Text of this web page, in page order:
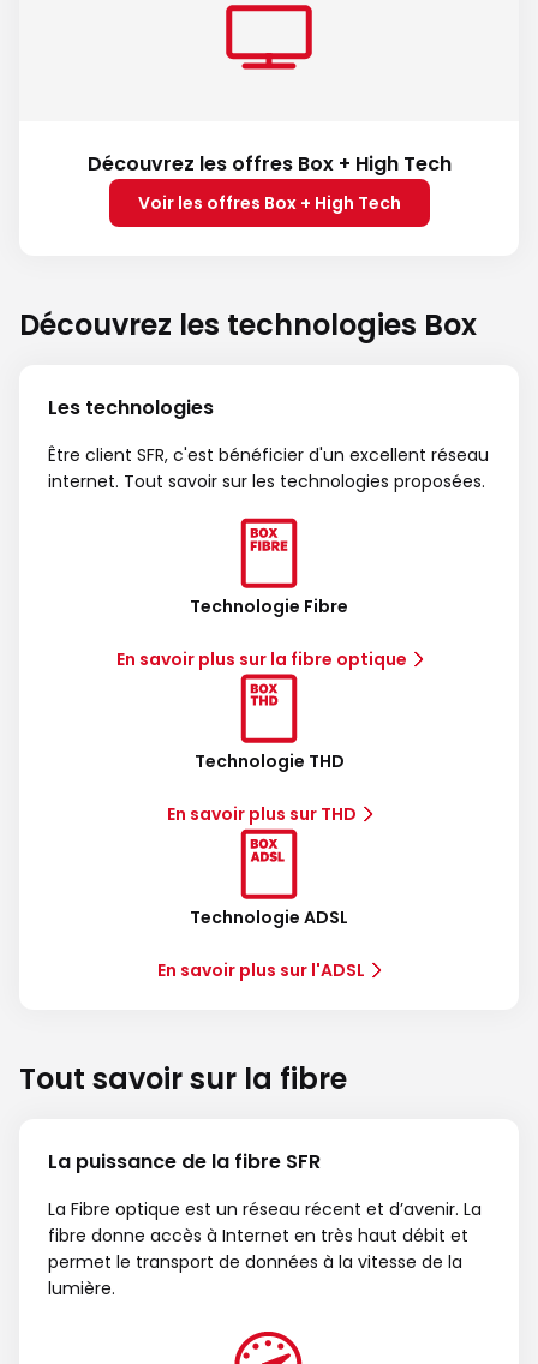
Découvrez les offres Box + High Tech
Voir les offres Box + High Tech
Découvrez les technologies Box
Les technologies
Être client SFR, c'est bénéficier d'un excellent réseau
internet. Tout savoir sur les technologies proposées.
Technologie Fibre
En savoir plus sur la fibre optique
Technologie THD
En savoir plus sur THD
Technologie ADSL
En savoir plus sur l'ADSL
Tout savoir sur la fibre
La puissance de la fibre SFR
La Fibre optique est un réseau récent et d’avenir. La
fibre donne accès à Internet en très haut débit et
permet le transport de données à la vitesse de la
lumière.